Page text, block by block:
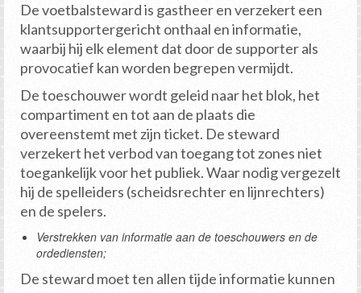
De voetbalsteward is gastheer en verzekert een
klantsupportergericht onthaal en informatie,
waarbij hij elk element dat door de supporter als
provocatief kan worden begrepen vermijdt.
De toeschouwer wordt geleid naar het blok, het
compartiment en tot aan de plaats die
overeenstemt met zijn ticket. De steward
verzekert het verbod van toegang tot zones niet
toegankelijk voor het publiek. Waar nodig vergezelt
hij de spelleiders (scheidsrechter en lijnrechters)
en de spelers.
Verstrekken van informatie aan de toeschouwers en de
ordediensten;
De steward moet ten allen tijde informatie kunnen